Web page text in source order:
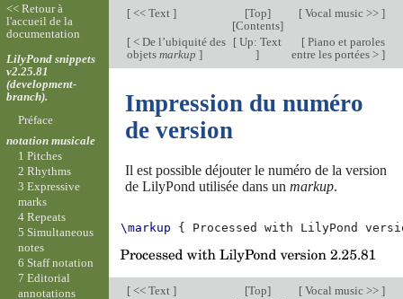
[<< Text ] [Top]
[Contents]
[Vocal music >> ]
[< De l’ubiquité des
objets markup ]
[ Up: Text
]
[Piano et paroles
entre les portées > ]
Impression du numéro
de version
Il est possible déjouter le numéro de la version
de LilyPond utilisée dans un markup.
\markup { Processed with LilyPond
[<< Text ] [Top]
[Vocal music >> ]
<< Retour à
l'accueil de la
documentation
LilyPond snippets
v2.25.81
(development-
branch).
Préface
notation musicale
1 Pitches
2 Rhythms
3 Expressive
marks
4 Repeats
5 Simultaneous
notes
6 Staff notation
7 Editorial
annotations